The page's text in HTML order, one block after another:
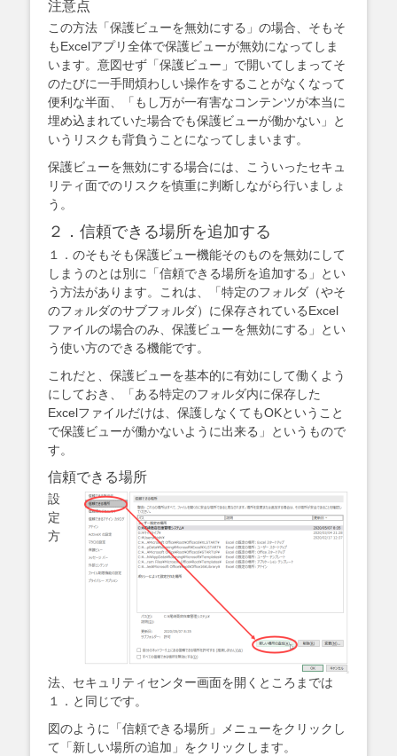
注意点
この方法「保護ビューを無効にする」の場合、そもそ
もExcelアプリ全体で保護ビューが無効になってしま
います。意図せず「保護ビュー」で開いてしまってそ
のたびに一手間煩わしい操作をすることがなくなって
便利な半面、「もし万が一有害なコンテンツが本当に
埋め込まれていた場合でも保護ビューが働かない」と
いうリスクも背負うことになってしまいます。
保護ビューを無効にする場合には、こういったセキュ
リティ面でのリスクを慎重に判断しながら行いましょ
う。
２．信頼できる場所を追加する
１．のそもそも保護ビュー機能そのものを無効にして
しまうのとは別に「信頼できる場所を追加する」とい
う方法があります。これは、「特定のフォルダ（やそ
のフォルダのサブフォルダ）に保存されているExcel
ファイルの場合のみ、保護ビューを無効にする」とい
う使い方のできる機能です。
これだと、保護ビューを基本的に有効にして働くよう
にしておき、「ある特定のフォルダ内に保存した
Excelファイルだけは、保護しなくてもOKということ
で保護ビューが働かないように出来る」というもので
す。
信頼できる場所
設
定
方
法、セキュリティセンター画面を開くところまでは
１．と同じです。
図のように「信頼できる場所」メニューをクリックし
て「新しい場所の追加」をクリックします。